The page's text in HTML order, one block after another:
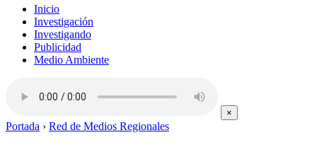
Inicio
Investigación
Investigando
Publicidad
Medio Ambiente
×
Portada › Red de Medios Regionales